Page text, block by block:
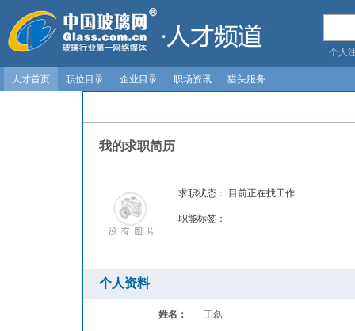
个人
人才首页 职位目录 企业目录 职场资讯 猎头服务
我的求职简历
求职状态： 目前正在找工作
职能标签：
个人资料
姓名： 王磊